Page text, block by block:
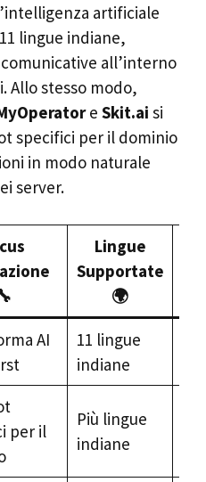
artificiale
lingue indiane,
all’interno
Allo stesso modo,
e Skit.ai si
specifici per il dominio
in modo naturale
server.
Lingue
Supportate
🌍
AI
11 lingue
indiane
per il
Più lingue
indiane